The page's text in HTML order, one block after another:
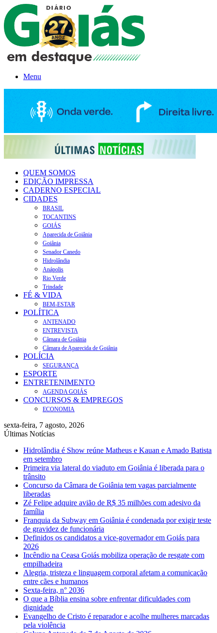
Menu
QUEM SOMOS
EDIÇÃO IMPRESSA
CADERNO ESPECIAL
CIDADES
BRASIL
TOCANTINS
GOIÁS
Aparecida de Goiânia
Goiânia
Senador Canedo
Hidrolândia
Anápolis
Rio Verde
Trindade
FÉ & VIDA
BEM-ESTAR
POLÍTICA
ANTENADO
ENTREVISTA
Câmara de Goiânia
Câmara de Aparecida de Goiânia
POLÍCIA
SEGURANÇA
ESPORTE
ENTRETENIMENTO
AGENDA GOIÁS
CONCURSOS & EMPREGOS
ECONOMIA
sexta-feira, 7 agosto, 2026
Últimas Notícias
Hidrolândia é Show reúne Matheus e Kauan e Amado Batista
em setembro
Primeira via lateral do viaduto em Goiânia é liberada para o
trânsito
Concurso da Câmara de Goiânia tem vagas parcialmente
liberadas
Zé Felipe adquire avião de R$ 35 milhões com adesivo da
família
Franquia da Subway em Goiânia é condenada por exigir teste
de gravidez de funcionária
Definidos os candidatos a vice-governador em Goiás para
2026
Incêndio na Ceasa Goiás mobiliza operação de resgate com
empilhadeira
Alegria, tristeza e linguagem corporal afetam a comunicação
entre cães e humanos
Sexta-feira, n° 2036
O que a Bíblia ensina sobre enfrentar dificuldades com
dignidade
Evangelho de Cristo é reparador e acolhe mulheres marcadas
pela violência